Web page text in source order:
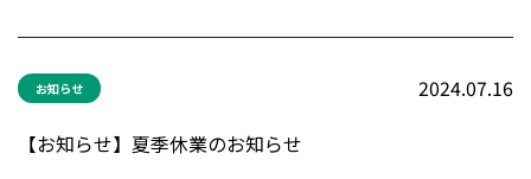
【お知らせ】夏季休業のお知らせ
お知らせ 2024.07.16